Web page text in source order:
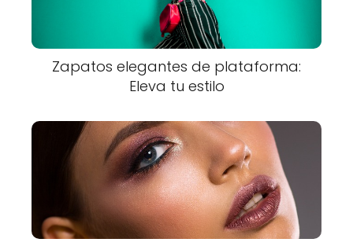
Zapatos elegantes de plataforma:
Eleva tu estilo